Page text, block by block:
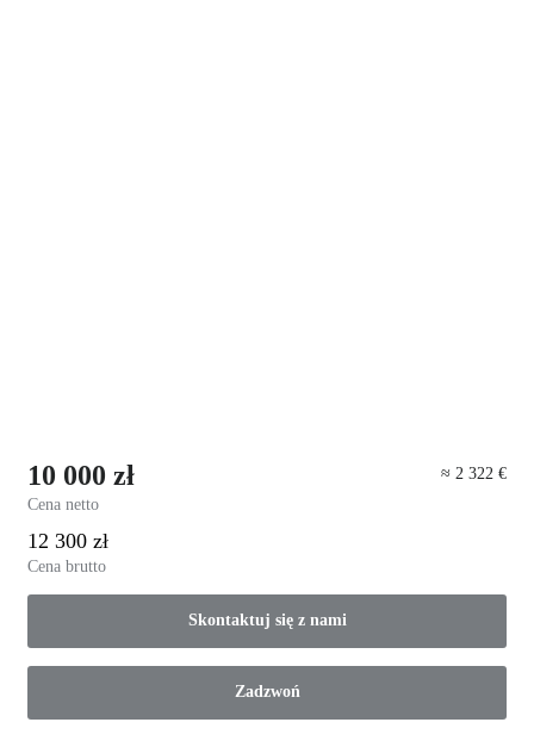
10 000 zł
Cena netto
≈ 2 322 €
12 300 zł
Cena brutto
Skontaktuj się z nami
Zadzwoń